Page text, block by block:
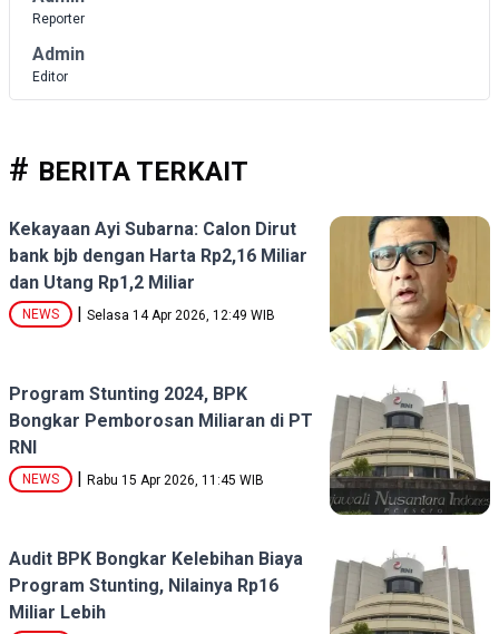
Reporter
Admin
Editor
BERITA TERKAIT
Kekayaan Ayi Subarna: Calon Dirut
bank bjb dengan Harta Rp2,16 Miliar
dan Utang Rp1,2 Miliar
NEWS Selasa 14 Apr 2026, 12:49 WIB
Program Stunting 2024, BPK
Bongkar Pemborosan Miliaran di PT
RNI
NEWS Rabu 15 Apr 2026, 11:45 WIB
Audit BPK Bongkar Kelebihan Biaya
Program Stunting, Nilainya Rp16
Miliar Lebih